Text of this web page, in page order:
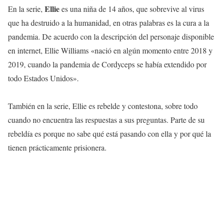
En la serie, Elliees una niña de 14 años, que sobrevive al virus
que ha destruido a la humanidad, en otras palabras es la cura a la
pandemia. De acuerdo con la descripción del personaje disponible
en internet, Ellie Williams «nació en algún momento entre 2018 y
2019, cuando la pandemia de Cordyceps se había extendido por
todo Estados Unidos».
También en la serie, Ellie es rebelde y contestona, sobre todo
cuando no encuentra las respuestas a sus preguntas. Parte de su
rebeldía es porque no sabe qué está pasando con ella y por qué la
tienen prácticamente prisionera.